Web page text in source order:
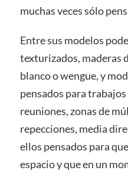
muchas veces sólo
Entre sus modelos
texturizados, maderas
blanco o wengue, y
pensados para
reuniones, zonas de
repecciones, media
ellos pensados para
espacio y que en un